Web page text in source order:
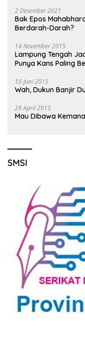
2 Desember 2021
Bak Epos
Berdarah-Darah?
14 November 2015
Lampung Tengah
Punya Kans Paling
10 Juni 2015
Wah, Dukun Banjir
28 April 2015
Mau Dibawa
SMSI